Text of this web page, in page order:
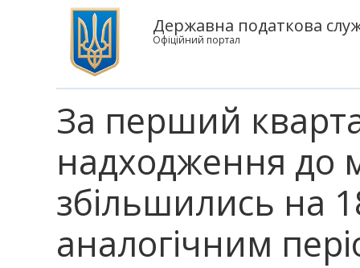
Державна податкова
Офіційний портал
За перший
надходження до
збільшились на
аналогічним